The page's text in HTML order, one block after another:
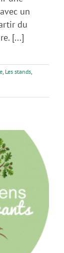
un
du
[...]
, Les stands,